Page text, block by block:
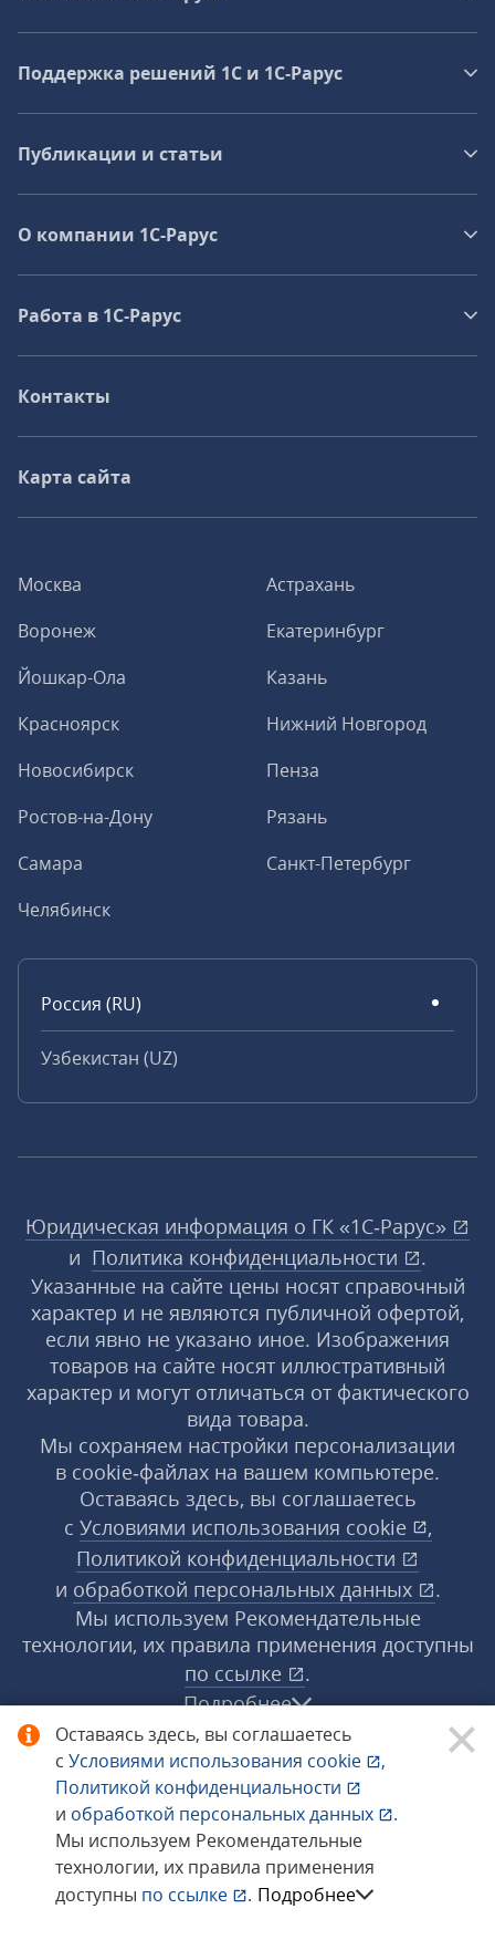
Оставаясь здесь, вы соглашаетесь
с Условиями использования cookie
,
Политикой конфиденциальности
и обработкой персональных данных
.
Мы используем Рекомендательные
технологии, их правила применения
доступны по ссылке . Подробнее
Москва
Астрахань
Воронеж
Екатеринбург
Йошкар-Ола
Казань
Красноярск
Нижний Новгород
Новосибирск
Пенза
Ростов-на-Дону
Рязань
Самара
Санкт-Петербург
Челябинск
Россия (RU)
Узбекистан (UZ)
Поддержка решений 1С и 1С‑Рарус
Публикации и статьи
О компании 1C-Рарус
Работа в 1С‑Рарус
Контакты
Карта сайта
Юридическая информация о ГК «1С‑Рарус»
и Политика конфиденциальности
.
Указанные на сайте цены носят справочный
характер и не являются публичной офертой,
если явно не указано иное. Изображения
товаров на сайте носят иллюстративный
характер и могут отличаться от фактического
вида товара.
Мы сохраняем настройки персонализации
в cookie‑файлах на вашем компьютере.
Оставаясь здесь, вы соглашаетесь
с Условиями использования cookie
,
Политикой конфиденциальности
и обработкой персональных данных
.
Мы используем Рекомендательные
технологии, их правила применения доступны
по ссылке
.
Подробнее
© 1998−2026 «1С‑Рарус» ®. Все права
защищены.
Сообщить об ошибке